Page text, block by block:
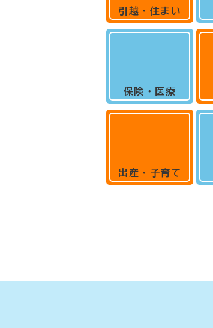
引越・住まい
保険・医療
出産・子育て